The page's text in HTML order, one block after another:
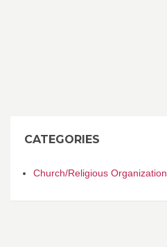
CATEGORIES
Church/Religious Organization